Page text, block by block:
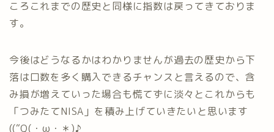
ころこれまでの歴史と同様に指数は戻ってきておりま
す。
今後はどうなるかはわかりませんが過去の歴史から下
落は口数を多く購入できるチャンスと言えるので、含
み損が増えていった場合も慌てずに淡々とこれからも
「つみたてNISA」を積み上げていきたいと思います
((“Q(・ω・＊)♪